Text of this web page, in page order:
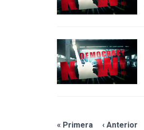
« Primera ‹ Anterior